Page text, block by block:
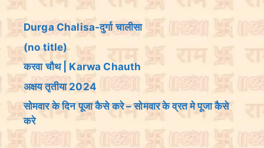
Durga Chalisa-दुर्गा चालीसा
(no title)
करवा चौथ | Karwa Chauth
अक्षय तृतीया 2024
सोमवार के दिन पूजा कैसे करे – सोमवार के व्रत मे पूजा कैसे
करे